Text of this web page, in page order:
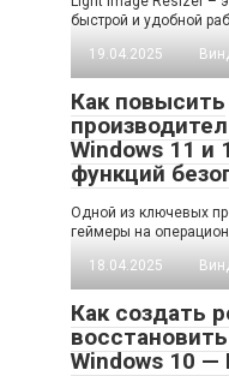
быстрой и удобной
19.04.2025
Как повысить
Windows 11 и
функций
Одной из ключевых
геймеры на
18.04.2025
Как создать
Windows 10 —